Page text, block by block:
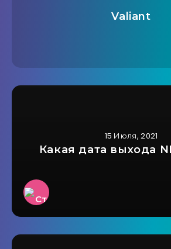
Valiant
15 Июля, 2021
Какая дата выхода